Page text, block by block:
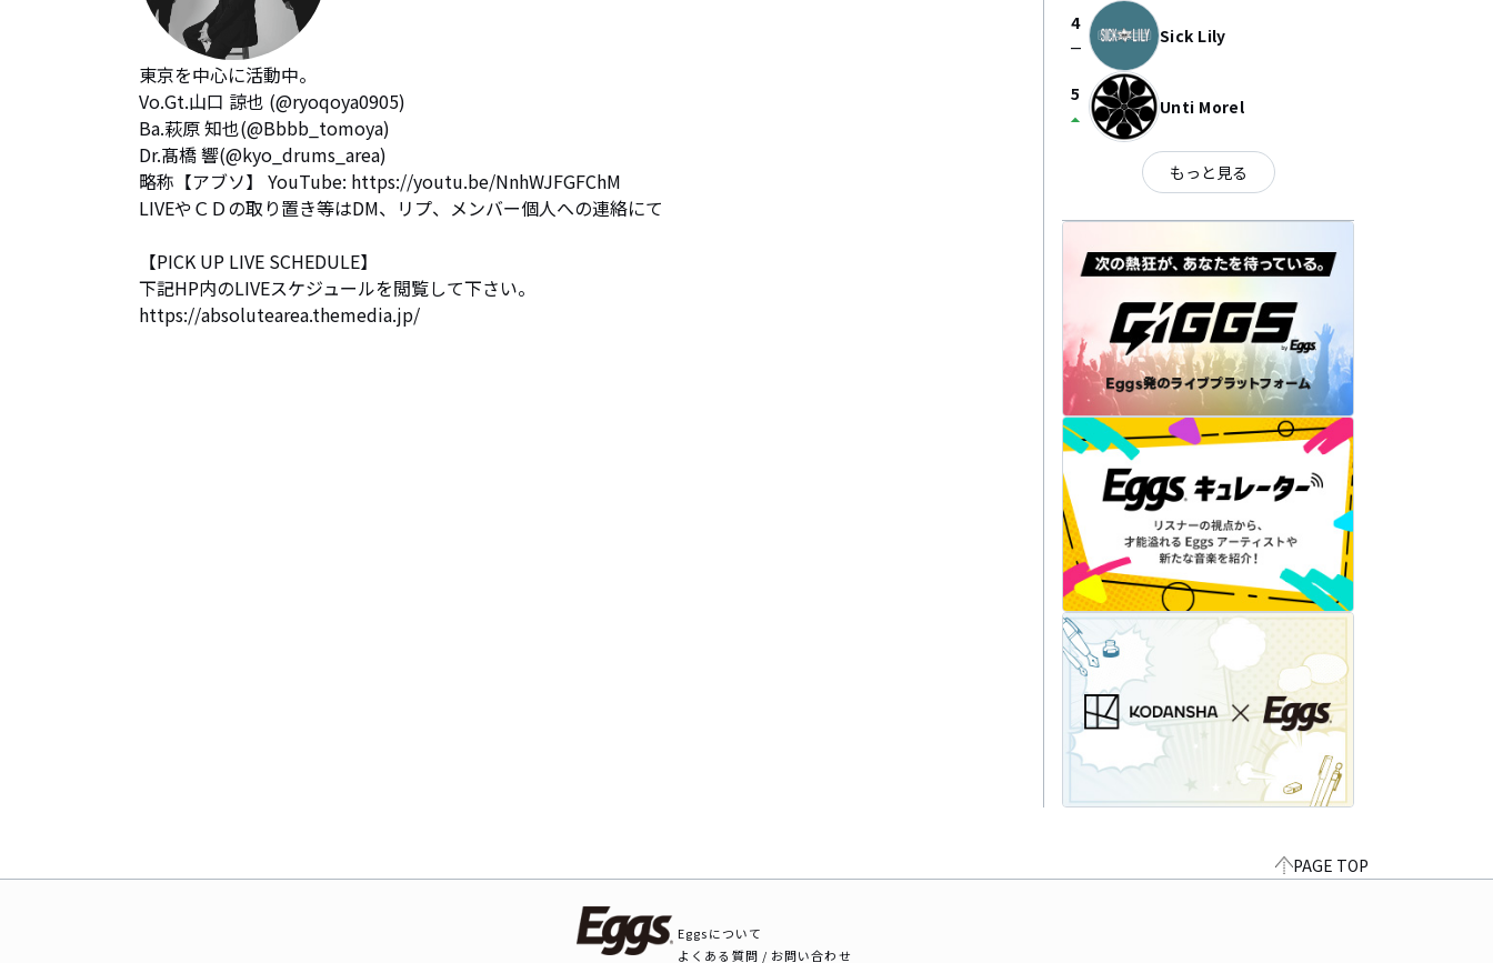
東京を中心に活動中。
Vo.Gt.山口 諒也 (@ryoqoya0905)
Ba.萩原 知也(@Bbbb_tomoya)
Dr.髙橋 響(@kyo_drums_area)
略称【アブソ】 YouTube: https://youtu.be/NnhWJFGFChM
LIVEやＣＤの取り置き等はDM、リプ、メンバー個人への連絡にて
【PICK UP LIVE SCHEDULE】
下記HP内のLIVEスケジュールを閲覧して下さい。
https://absolutearea.themedia.jp/
4
check_indeterminate_small Sick Lily
5
arrow_drop_up Unti Morel
もっと見る
PAGE TOP
Eggsについて
よくある質問 / お問い合わせ